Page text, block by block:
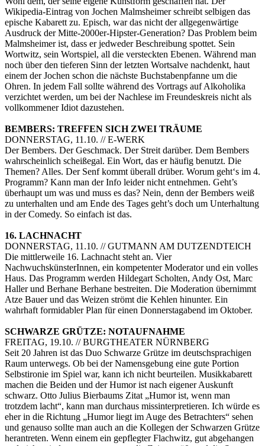
Wikipedia-Eintrag von Jochen Malmsheimer schreibt selbigen das
epische Kabarett zu. Episch, war das nicht der allgegenwärtige
Ausdruck der Mitte-2000er-Hipster-Generation? Das Problem beim
Malmsheimer ist, dass er jedweder Beschreibung spottet. Sein
Wortwitz, sein Wortspiel, all die versteckten Ebenen. Während man
noch über den tieferen Sinn der letzten Wortsalve nachdenkt, haut
einem der Jochen schon die nächste Buchstabenpfanne um die
Ohren. In jedem Fall sollte während des Vortrags auf Alkoholika
verzichtet werden, um bei der Nachlese im Freundeskreis nicht als
vollkommener Idiot dazustehen.
BEMBERS: TREFFEN SICH ZWEI TRÄUME
DONNERSTAG, 11.10. // E-WERK
Der Bembers. Der Geschmack. Der Streit darüber. Dem Bembers
wahrscheinlich scheißegal. Ein Wort, das er häufig benutzt. Die
Themen? Alles. Der Senf kommt überall drüber. Worum geht‘s im 4.
Programm? Kann man der Info leider nicht entnehmen. Geht’s
überhaupt um was und muss es das? Nein, denn der Bembers weiß
zu unterhalten und am Ende des Tages geht’s doch um Unterhaltung
in der Comedy. So einfach ist das.
16. LACHNACHT
DONNERSTAG, 11.10. // GUTMANN AM DUTZENDTEICH
Die mittlerweile 16. Lachnacht steht an. Vier
NachwuchskünsterInnen, ein kompetenter Moderator und ein volles
Haus. Das Programm werden Hildegart Scholten, Andy Ost, Marc
Haller und Berhane Berhane bestreiten. Die Moderation übernimmt
Atze Bauer und das Weizen strömt die Kehlen hinunter. Ein
wahrhaft formidabler Plan für einen Donnerstagabend im Oktober.
SCHWARZE GRÜTZE: NOTAUFNAHME
FREITAG, 19.10. // BURGTHEATER NÜRNBERG
Seit 20 Jahren ist das Duo Schwarze Grütze im deutschsprachigen
Raum unterwegs. Ob bei der Namensgebung eine gute Portion
Selbstironie im Spiel war, kann ich nicht beurteilen. Musikkabarett
machen die Beiden und der Humor ist nach eigener Auskunft
schwarz. Otto Julius Bierbaums Zitat „Humor ist, wenn man
trotzdem lacht“, kann man durchaus missinterpretieren. Ich würde es
eher in die Richtung „Humor liegt im Auge des Betrachters“ sehen
und genauso sollte man auch an die Kollegen der Schwarzen Grütze
herantreten. Wenn einem ein gepflegter Flachwitz, gut abgehangen